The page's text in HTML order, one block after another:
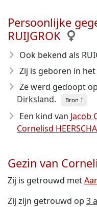
Persoonlijke
RUIJGROK
Ook bekend als
Zij is geboren in het
Ze werd gedoopt op
Dirksland. Bron 1
Een kind van Jacob
Cornelisd
Gezin van
Zij is getrouwd met
Zij zijn getrouwd op 3